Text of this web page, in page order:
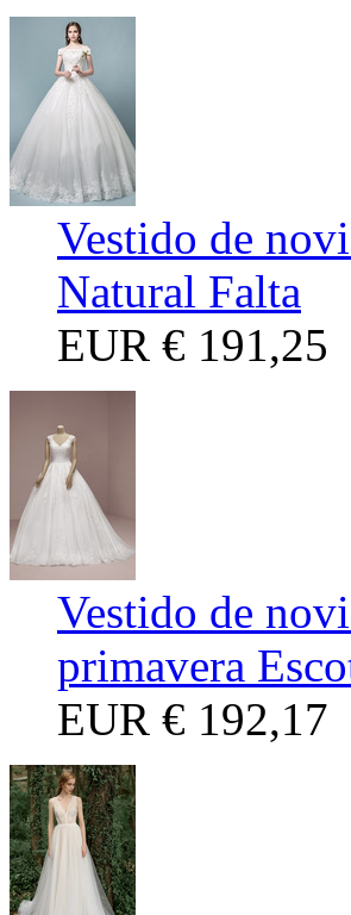
Vestido de
Natural Falta
EUR € 191,25
Vestido de
primavera
EUR € 192,17